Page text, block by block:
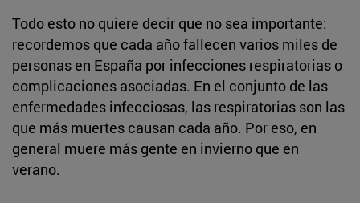
Todo esto no quiere decir que no sea importante:
recordemos que cada año fallecen varios miles de
personas en España por infecciones respiratorias o
complicaciones asociadas. En el conjunto de las
enfermedades infecciosas, las respiratorias son las
que más muertes causan cada año. Por eso, en
general muere más gente en invierno que en
verano.